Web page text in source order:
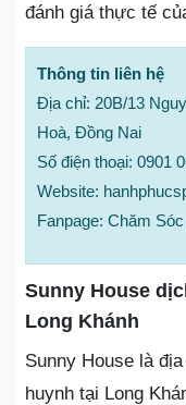
đánh giá thực tế
Thông tin liên hệ
Địa chỉ: 20B/13
Hoà, Đồng Nai
Số điện thoại: 0901
Website:
Fanpage: Chăm
Sunny House
Long Khánh
Sunny House là
huynh tại Long